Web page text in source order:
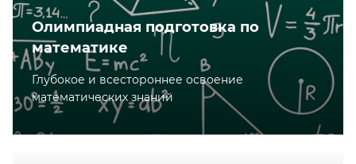
Олимпиадная подготовка по
математике
Глубокое и всестороннее освоение
математических знаний